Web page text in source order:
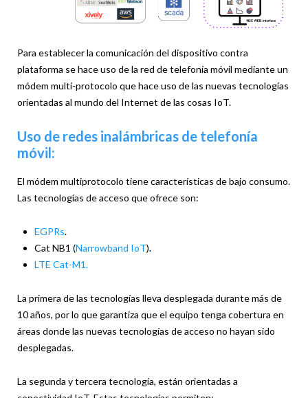
Para establecer la comunicación del dispositivo contra
plataforma se hace uso de la red de telefonía móvil mediante un
módem multi-protocolo que hace uso de las nuevas tecnologías
orientadas al mundo del Internet de las cosas IoT.
Uso de redes inalámbricas de telefonía
móvil:
El módem multiprotocolo tiene características de bajo consumo.
Las tecnologías de acceso que ofrece son:
EGPRs.
Cat NB1 (Narrowband IoT).
LTE Cat-M1.
La primera de las tecnologías lleva desplegada durante más de
10 años, por lo que garantiza que el equipo tenga cobertura en
áreas donde las nuevas tecnologías de acceso no hayan sido
desplegadas.
La segunda y tercera tecnología, están orientadas a